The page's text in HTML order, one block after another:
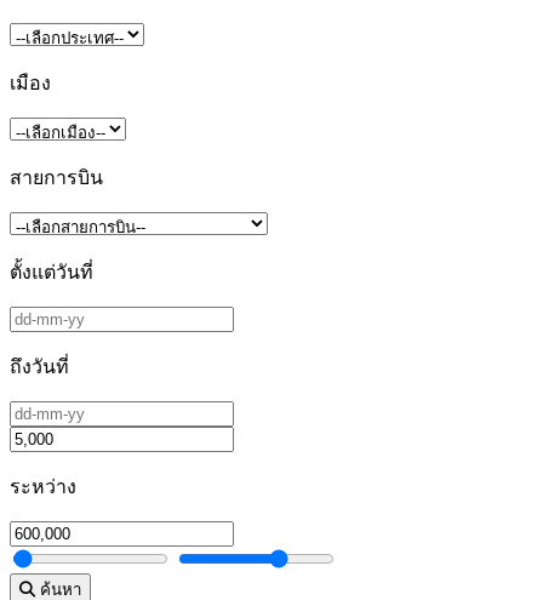
เมือง
สายการบิน
ตั้งแต่วันที่
ถึงวันที่
ระหว่าง
ค้นหา